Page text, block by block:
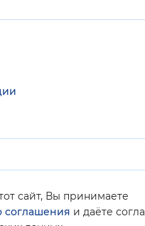
сайт, Вы принимаете
соглашения и даёте